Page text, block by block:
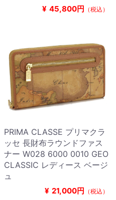
¥ 45,800円 （税込）
PRIMA CLASSE プリマクラ
ッセ 長財布ラウンドファス
ナー W028 6000 0010 GEO
CLASSIC レディース ベージ
ュ
¥ 21,000円 （税込）